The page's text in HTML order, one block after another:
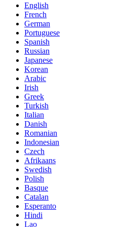
English
French
German
Portuguese
Spanish
Russian
Japanese
Korean
Arabic
Irish
Greek
Turkish
Italian
Danish
Romanian
Indonesian
Czech
Afrikaans
Swedish
Polish
Basque
Catalan
Esperanto
Hindi
Lao